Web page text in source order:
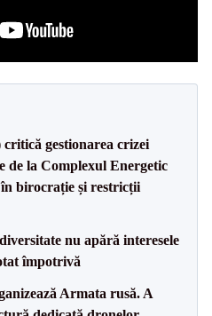
gestionarea crizei
de la Complexul Energetic
birocrație și restricții
nu apără interesele
împotrivă
Armata rusă. A